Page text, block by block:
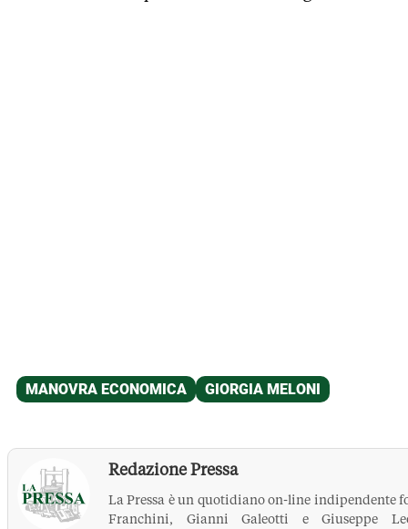
Redazione Pressa
La Pressa è un quotidiano on-line indipendente
Franchini, Gianni Galeotti e Giuseppe